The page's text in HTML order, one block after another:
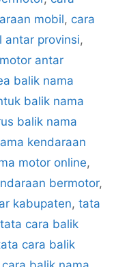
mobil, cara
antar provinsi,
antar
balik nama
balik nama
balik nama
kendaraan
motor online,
bermotor,
kabupaten, tata
tata cara balik
cara balik